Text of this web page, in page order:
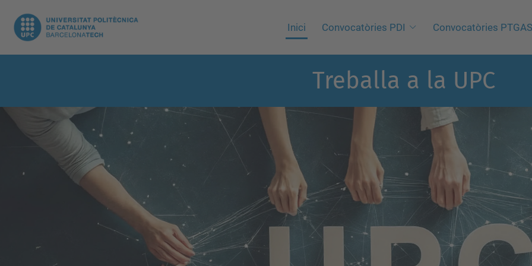
Inici Convocatòries PDI Convocatòries PTGAS
Treballa a la UPC